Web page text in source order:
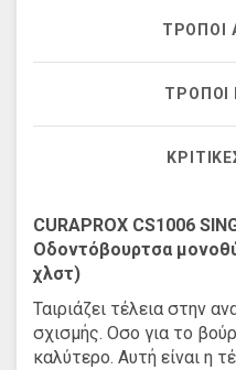
ΤΡΌΠΟΙ
CURAPROX CS1006
Οδοντόβουρτσα
χλστ)
Ταιριάζει τέλεια στην
σχισμής. Οσο για το
καλύτερο. Αυτή είναι η